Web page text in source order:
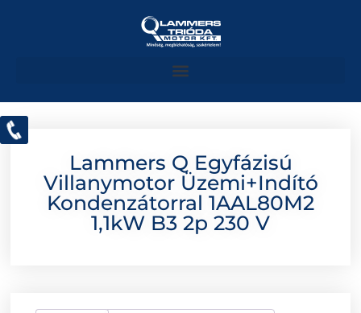
Lammers Q Egyfázisú
Villanymotor Üzemi+indító
Kondenzátorral 1AAL80M2
1,1kW B3 2p 230 V